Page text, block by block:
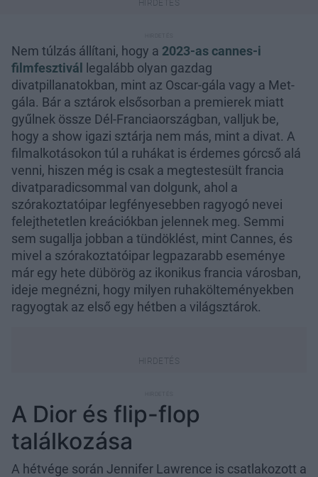
Nem túlzás állítani, hogy a 2023-as cannes-i
filmfesztivál legalább olyan gazdag
divatpillanatokban, mint az Oscar-gála vagy a Met-
gála. Bár a sztárok elsősorban a premierek miatt
gyűlnek össze Dél-Franciaországban, valljuk be,
hogy a show igazi sztárja nem más, mint a divat. A
filmalkotásokon túl a ruhákat is érdemes górcső alá
venni, hiszen még is csak a megtestesült francia
divatparadicsommal van dolgunk, ahol a
szórakoztatóipar legfényesebben ragyogó nevei
felejthetetlen kreációkban jelennek meg. Semmi
sem sugallja jobban a tündöklést, mint Cannes, és
mivel a szórakoztatóipar legpazarabb eseménye
már egy hete dübörög az ikonikus francia városban,
ideje megnézni, hogy milyen ruhakölteményekben
ragyogtak az első egy hétben a világsztárok.
A Dior és flip-flop
találkozása
A hétvége során Jennifer Lawrence is csatlakozott a